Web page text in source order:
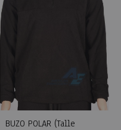
BUZO POLAR (Talle